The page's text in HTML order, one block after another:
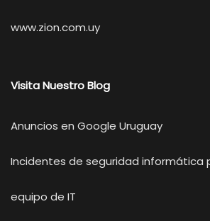
www.zion.com.uy
Visita Nuestro Blog
Anuncios en Google Uruguay
Incidentes de seguridad informática
equipo de IT